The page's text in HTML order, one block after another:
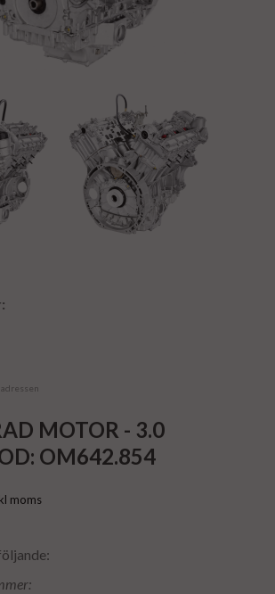
MOTOR - 3.0
OM642.854
moms